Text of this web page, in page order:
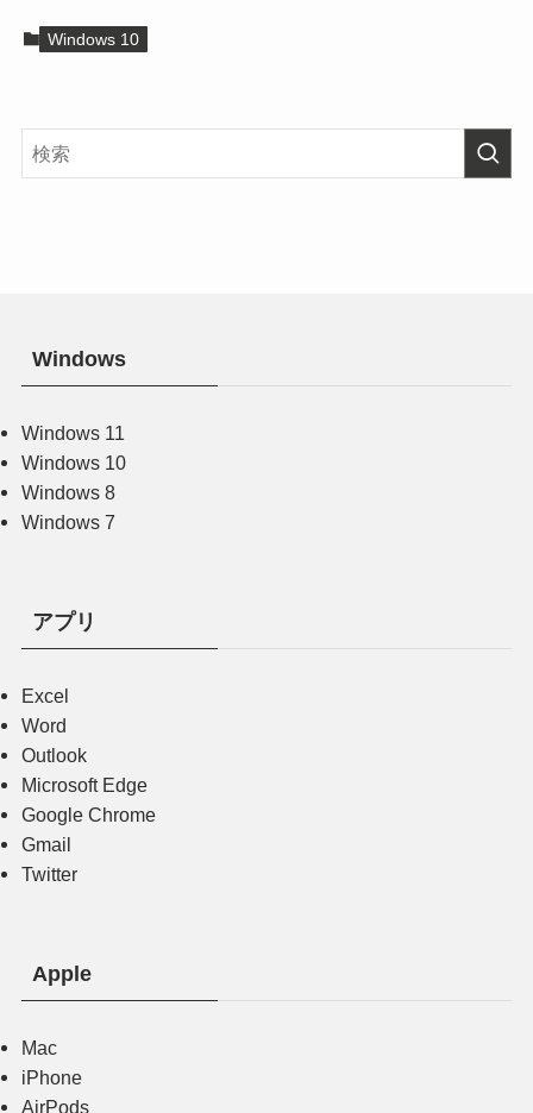
Windows 10
Windows
Windows 11
Windows 10
Windows 8
Windows 7
アプリ
Excel
Word
Outlook
Microsoft Edge
Google Chrome
Gmail
Twitter
Apple
Mac
iPhone
AirPods